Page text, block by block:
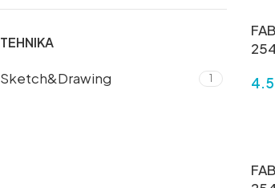
TEHNIKA
Sketch&Drawing 1